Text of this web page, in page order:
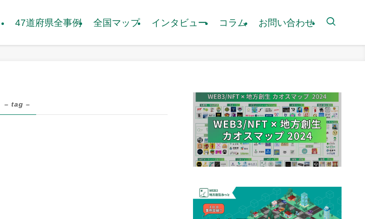
47道府県全事例 全国マップ インタビュー コラム お問い合わせ
– tag –